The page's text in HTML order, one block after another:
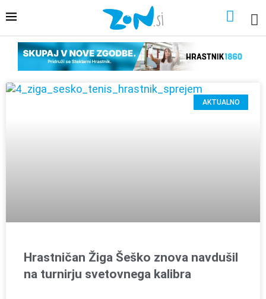
AKTUALNO
Hrastničan Žiga Šeško znova navdušil
na turnirju svetovnega kalibra